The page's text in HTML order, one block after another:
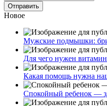
Новое
Мужские подмышки:
Для чего нужен
Какая помощь нужна
Спокойный ребенок —